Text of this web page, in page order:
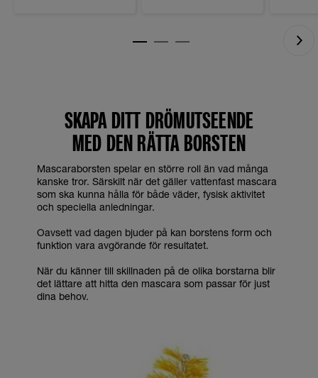
SKAPA DITT DRÖMUTSEENDE
MED DEN RÄTTA BORSTEN
Mascaraborsten spelar en större roll än vad många
kanske tror. Särskilt när det gäller vattenfast mascara
som ska kunna hålla för både väder, fysisk aktivitet
och speciella anledningar.
Oavsett vad dagen bjuder på kan borstens form och
funktion vara avgörande för resultatet.
När du känner till skillnaden på de olika borstarna blir
det lättare att hitta den mascara som passar för just
dina behov.